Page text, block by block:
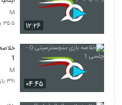
۱۲:۲۶
M
۳۵۵ بازدید
۰۴:۴۵
1
M
۳۹۱ بازدید